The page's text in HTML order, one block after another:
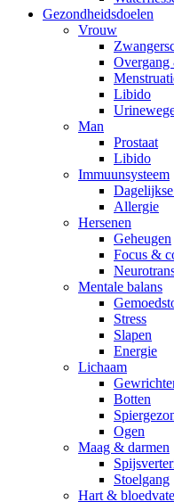
Gezondheidsdoelen
Vrouw
Overgang
Libido
Man
Prostaat
Libido
Immuunsysteem
Allergie
Hersenen
Geheugen
Focus &
Mentale balans
Stress
Slapen
Energie
Lichaam
Botten
Ogen
Maag & darmen
Stoelgang
Hart &